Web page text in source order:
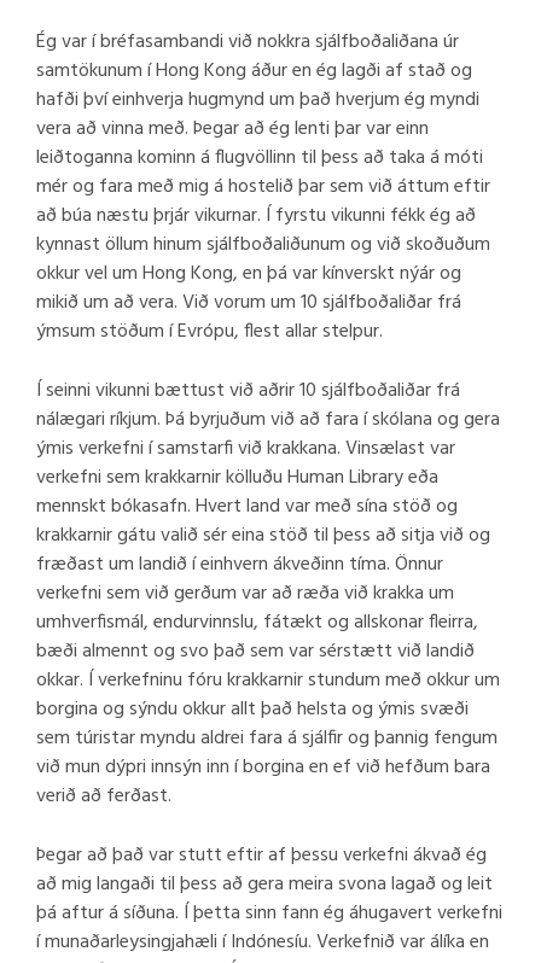
Ég var í bréfasambandi við nokkra sjálfboðaliðana úr
samtökunum í Hong Kong áður en ég lagði af stað og
hafði því einhverja hugmynd um það hverjum ég myndi
vera að vinna með. Þegar að ég lenti þar var einn
leiðtoganna kominn á flugvöllinn til þess að taka á móti
mér og fara með mig á hostelið þar sem við áttum eftir
að búa næstu þrjár vikurnar. Í fyrstu vikunni fékk ég að
kynnast öllum hinum sjálfboðaliðunum og við skoðuðum
okkur vel um Hong Kong, en þá var kínverskt nýár og
mikið um að vera. Við vorum um 10 sjálfboðaliðar frá
ýmsum stöðum í Evrópu, flest allar stelpur.
Í seinni vikunni bættust við aðrir 10 sjálfboðaliðar frá
nálægari ríkjum. Þá byrjuðum við að fara í skólana og gera
ýmis verkefni í samstarfi við krakkana. Vinsælast var
verkefni sem krakkarnir kölluðu Human Library eða
mennskt bókasafn. Hvert land var með sína stöð og
krakkarnir gátu valið sér eina stöð til þess að sitja við og
fræðast um landið í einhvern ákveðinn tíma. Önnur
verkefni sem við gerðum var að ræða við krakka um
umhverfismál, endurvinnslu, fátækt og allskonar fleirra,
bæði almennt og svo það sem var sérstætt við landið
okkar. Í verkefninu fóru krakkarnir stundum með okkur um
borgina og sýndu okkur allt það helsta og ýmis svæði
sem túristar myndu aldrei fara á sjálfir og þannig fengum
við mun dýpri innsýn inn í borgina en ef við hefðum bara
verið að ferðast.
Þegar að það var stutt eftir af þessu verkefni ákvað ég
að mig langaði til þess að gera meira svona lagað og leit
þá aftur á síðuna. Í þetta sinn fann ég áhugavert verkefni
í munaðarleysingjahæli í Indónesíu. Verkefnið var álíka en